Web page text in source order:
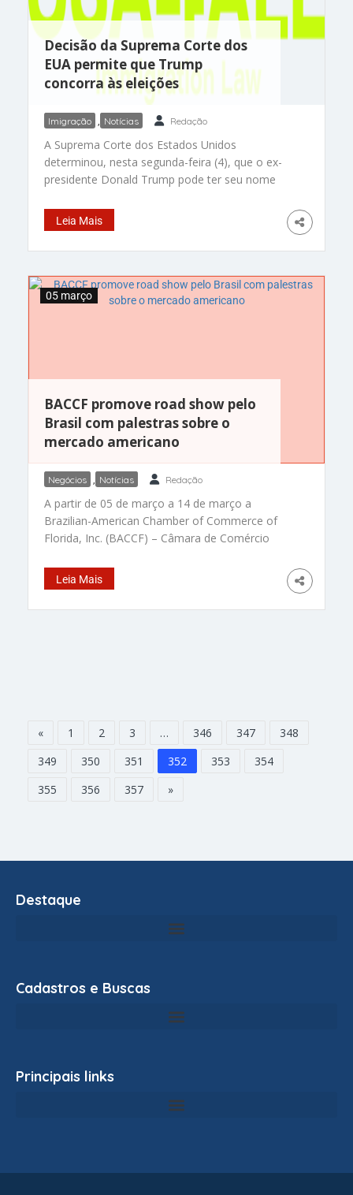
Decisão da Suprema Corte dos
EUA permite que Trump
concorra às eleições
Imigração , Notícias Redação
A Suprema Corte dos Estados Unidos
determinou, nesta segunda-feira (4), que o ex-
presidente Donald Trump pode ter seu nome
sustentando que os Estados não possuem
autoridade para rejeitar candidaturas
presidenciais com base em acusações de
os EUA. Dessa forma, Trump está qualificado
como
Leia Mais
BACCF promove road show pelo
Brasil com palestras sobre o
mercado americano
05 março
Negócios , Notícias Redação
A partir de 05 de março a 14 de março a
Brazilian-American Chamber of Commerce of
Florida, Inc. (BACCF) – Câmara de Comércio
do BACCF Road Show 2024 pelo Brasil levando
palestras sobre o mercado norte-americano. A
BACCF irá passar pelas cidades de Porto Alegre,
Leia Mais
« 1 2 3 … 346 347
348
349
350 351 352 353
354
355
356 357 »
Destaque
Cadastros e Buscas
Principais links